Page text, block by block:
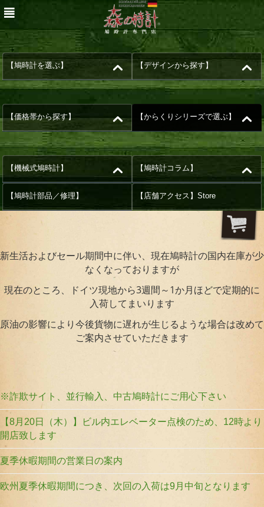
【鳩時計を選ぶ】 【デザインから探す】
【価格帯から探す】 【からくりシリーズで選ぶ】
【機械式鳩時計】 【鳩時計コラム】
【鳩時計部品／修理】 【店舗アクセス】Store
新生活およびセール期間中に伴い、現在鳩時計の国内在庫が少
なくなっておりますが
現在のところ、ドイツ現地から3週間～1か月ほどで定期的に
入荷してまいります
原油の影響により今後貨物に遅れが生じるような場合は改めて
ご案内させていただきます
※詐欺サイト、並行輸入、中古鳩時計にご用心下さい
【8月20日（木）】ビル内エレベーター点検のため、12時より
開店致します
夏季休暇期間の営業日の案内
欧州夏季休暇期間につき、次回の入荷は9月中旬となります